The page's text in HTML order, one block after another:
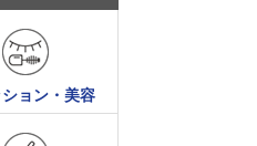
ョン・美容